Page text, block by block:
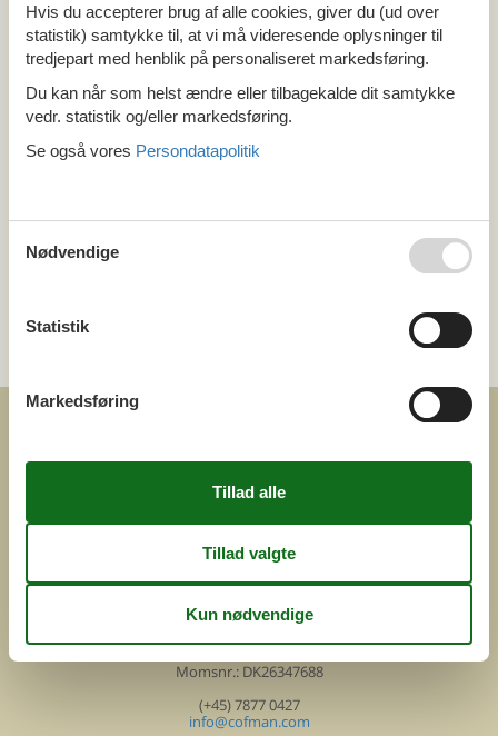
Område
Alle
Holland
Nord Holland
Julianadorp
Pool
Kategori
COFMAN.COM
ved
Nygade 8b. 2. th
DK-7400 Herning
Danmark
Cofman.com
Momsnr.: DK26347688
(+45) 7877 0427
info@cofman.com
Hvis du accepterer brug af alle cookies, giver du (ud over
statistik) samtykke til, at vi må videresende oplysninger til
tredjepart med henblik på personaliseret markedsføring.
Du kan når som helst ændre eller tilbagekalde dit samtykke
vedr. statistik og/eller markedsføring.
Se også vores Persondatapolitik
Nødvendige
Statistik
Markedsføring